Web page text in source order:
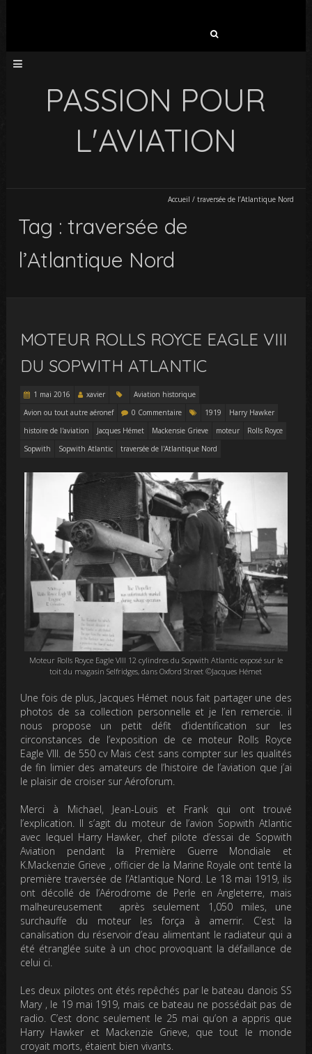
PASSION POUR
L'AVIATION
Accueil / traversée de l’Atlantique Nord
Tag : traversée de
l’Atlantique Nord
MOTEUR ROLLS ROYCE EAGLE VIII
DU SOPWITH ATLANTIC
1 mai 2016 xavier
Aviation historique
Avion ou tout autre aéronef
0 Commentaire 1919
Harry Hawker
histoire de l'aviation
Jacques Hémet Mackensie Grieve moteur
Rolls Royce
Sopwith
Sopwith Atlantic traversée de l'Atlantique Nord
Moteur Rolls Royce Eagle VIII 12 cylindres du Sopwith Atlantic exposé sur le
toit du magasin Selfridges, dans Oxford Street ©Jacques Hémet
Une fois de plus, Jacques Hémet nous fait partager une des
photos de sa collection personnelle et je l’en remercie. il
nous propose un petit défit d’identification sur les
circonstances de l’exposition de ce moteur Rolls Royce
Eagle VIII. de 550 cv Mais c’est sans compter sur les qualités
de fin limier des amateurs de l’histoire de l’aviation que j’ai
le plaisir de croiser sur Aéroforum.
Merci à Michael, Jean-Louis et Frank qui ont trouvé
l’explication. Il s’agit du moteur de l’avion Sopwith Atlantic
avec lequel Harry Hawker, chef pilote d’essai de Sopwith
Aviation pendant la Première Guerre Mondiale et
K.Mackenzie Grieve , officier de la Marine Royale ont tenté la
première traversée de l’Atlantique Nord. Le 18 mai 1919, ils
ont décollé de l’Aérodrome de Perle en Angleterre, mais
malheureusement après seulement 1,050 miles, une
surchauffe du moteur les força à amerrir. C’est la
canalisation du réservoir d’eau alimentant le radiateur qui a
été étranglée suite à un choc provoquant la défaillance de
celui ci.
Les deux pilotes ont étés repêchés par le bateau danois SS
Mary , le 19 mai 1919, mais ce bateau ne possédait pas de
radio. C’est donc seulement le 25 mai qu’on a appris que
Harry Hawker et Mackenzie Grieve, que tout le monde
croyait morts, étaient bien vivants.